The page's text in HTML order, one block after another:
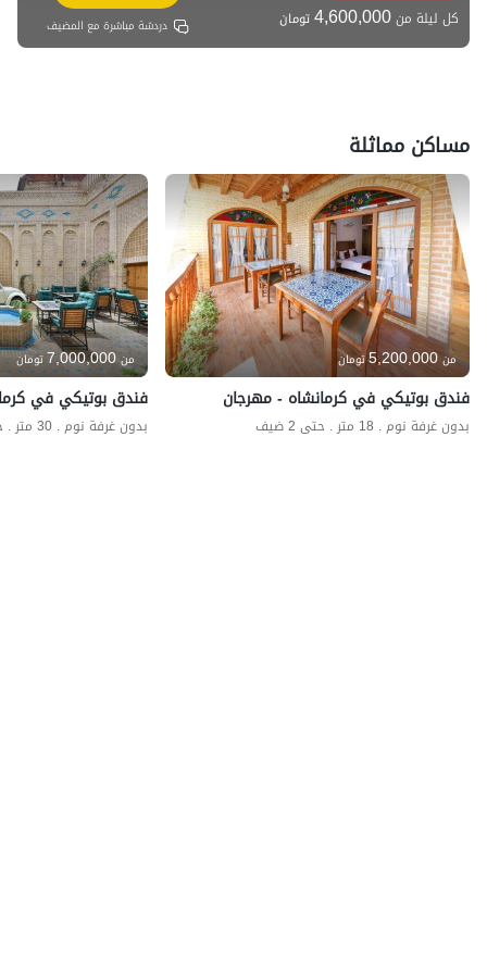
كل ليلة من4,600,000تومان
دردشة مباشرة مع المضيف
مساكن مماثلة
من 5,200,000تومان
فندق بوتيكي في كرمانشاه - مهرجان
بدون غرفة نوم . 18 متر . حتى 2 ضيف
من 7,000,000تومان
فندق بوتيكي في
بدون غرفة نوم . 30 متر . حتى 4 ضيف